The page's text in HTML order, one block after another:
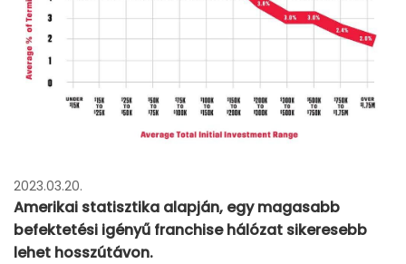
2023.03.20.
Amerikai statisztika alapján, egy magasabb
befektetési igényű franchise hálózat sikeresebb
lehet hosszútávon.